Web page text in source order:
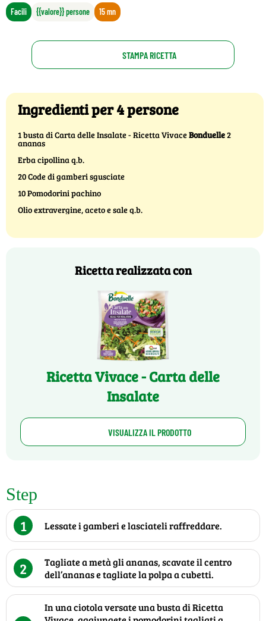
Facili {{valore}} persone 15 mn
STAMPA RICETTA
Ingredienti per 4 persone
1 busta di Carta delle Insalate - Ricetta VivaceBonduelle2
ananas
Erba cipollina q.b.
20 Code di gamberi sgusciate
10 Pomodorini pachino
Olio extravergine, aceto e sale q.b.
Ricetta realizzata con
Ricetta Vivace - Carta delle
Insalate
VISUALIZZA IL PRODOTTO
Step
1
Lessate i gamberi e lasciateli raffreddare.
2
Tagliate a metà gli ananas, scavate il centro
dell’ananas e tagliate la polpa a cubetti.
In una ciotola versate una busta di Ricetta